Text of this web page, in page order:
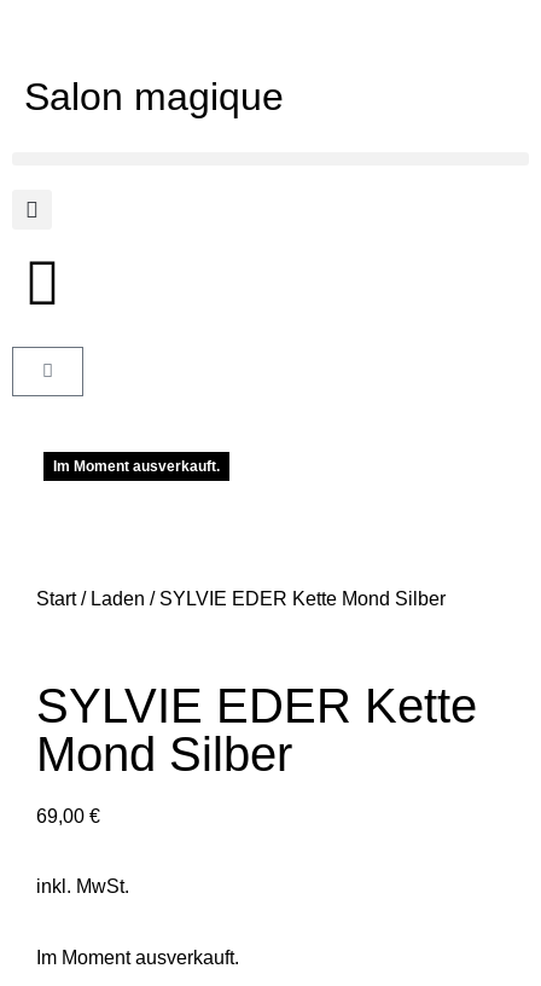
Salon magique
Im Moment ausverkauft.
Start/ Laden / SYLVIE EDER Kette Mond Silber
SYLVIE EDER Kette
Mond Silber
69,00 €
inkl. MwSt.
Im Moment ausverkauft.